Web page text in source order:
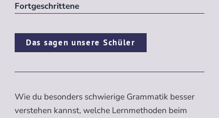
Fortgeschrittene
Das sagen unsere Schüler
Wie du besonders schwierige Grammatik besser
verstehen kannst, welche Lernmethoden beim